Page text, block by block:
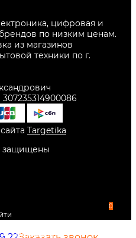
цифровая и
по низким ценам.
из магазинов
техники по г.
Targetika
защищены
Избранное
0